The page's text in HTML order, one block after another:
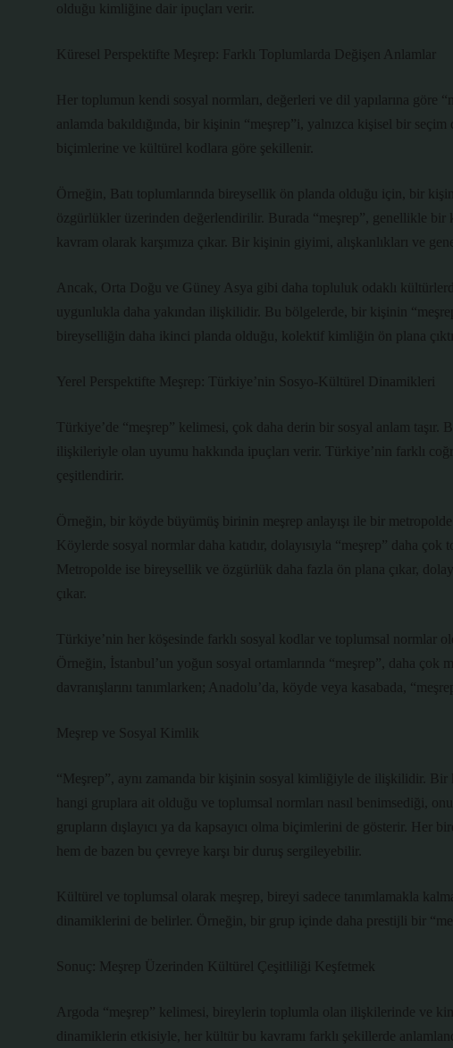
olduğu kimliğine dair ipuçları verir.
Küresel Perspektifte Meşrep: Farklı Toplumlarda Değişen Anlamlar
Her toplumun kendi sosyal normları, değerleri ve dil yapılarına göre
anlamda bakıldığında, bir kişinin “meşrep”i, yalnızca kişisel bir
biçimlerine ve kültürel kodlara göre şekillenir.
Örneğin, Batı toplumlarında bireysellik ön planda olduğu için, bir
özgürlükler üzerinden değerlendirilir. Burada “meşrep”, genellikle bir
kavram olarak karşımıza çıkar. Bir kişinin giyimi, alışkanlıkları ve
Ancak, Orta Doğu ve Güney Asya gibi daha topluluk odaklı
uygunlukla daha yakından ilişkilidir. Bu bölgelerde, bir kişinin
bireyselliğin daha ikinci planda olduğu, kolektif kimliğin ön plana
Yerel Perspektifte Meşrep: Türkiye’nin Sosyo-Kültürel Dinamikleri
Türkiye’de “meşrep” kelimesi, çok daha derin bir sosyal anlam taşır.
ilişkileriyle olan uyumu hakkında ipuçları verir. Türkiye’nin farklı
çeşitlendirir.
Örneğin, bir köyde büyümüş birinin meşrep anlayışı ile bir metropolde
Köylerde sosyal normlar daha katıdır, dolayısıyla “meşrep” daha çok
Metropolde ise bireysellik ve özgürlük daha fazla ön plana çıkar,
çıkar.
Türkiye’nin her köşesinde farklı sosyal kodlar ve toplumsal normlar
Örneğin, İstanbul’un yoğun sosyal ortamlarında “meşrep”, daha çok
davranışlarını tanımlarken; Anadolu’da, köyde veya kasabada,
Meşrep ve Sosyal Kimlik
“Meşrep”, aynı zamanda bir kişinin sosyal kimliğiyle de ilişkilidir. Bir
hangi gruplara ait olduğu ve toplumsal normları nasıl benimsediği,
grupların dışlayıcı ya da kapsayıcı olma biçimlerini de gösterir. Her
hem de bazen bu çevreye karşı bir duruş sergileyebilir.
Kültürel ve toplumsal olarak meşrep, bireyi sadece tanımlamakla
dinamiklerini de belirler. Örneğin, bir grup içinde daha prestijli bir
Sonuç: Meşrep Üzerinden Kültürel Çeşitliliği Keşfetmek
Argoda “meşrep” kelimesi, bireylerin toplumla olan ilişkilerinde ve
dinamiklerin etkisiyle, her kültür bu kavramı farklı şekillerde